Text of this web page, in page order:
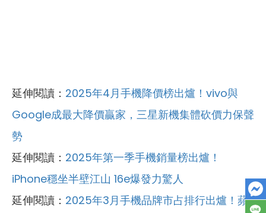
延伸閱讀： 2025年4月手機降價榜出爐！vivo與
Google成最大降價贏家，三星新機集體砍價力保聲
勢
延伸閱讀： 2025年第一季手機銷量榜出爐！
iPhone穩坐半壁江山 16e爆發力驚人
延伸閱讀： 2025年3月手機品牌市占排行出爐！蘋